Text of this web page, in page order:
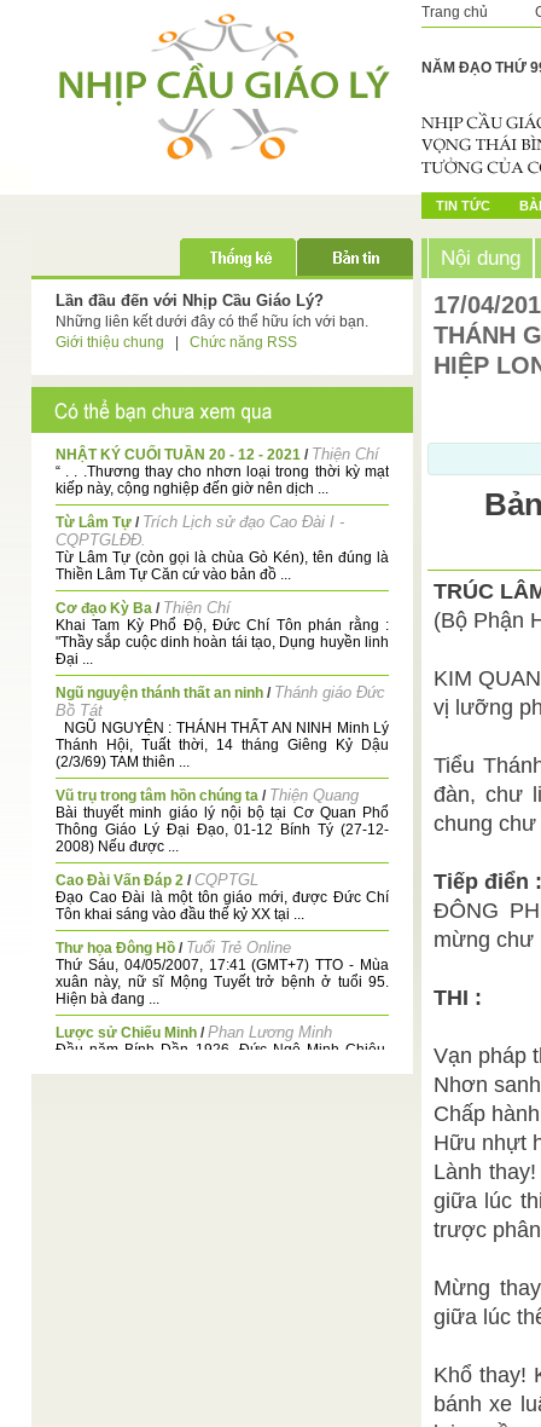
Trang chủ
NĂM ĐẠO THỨ
TIN TỨC
Lần đầu đến với Nhịp Cầu Giáo Lý?
Những liên kết dưới đây có thể hữu ích với bạn.
Giới thiệu chung
Chức năng RSS
NHẬT KÝ CUỐI TUẦN 20 - 12 - 2021 / Thiện Chí
“ . . .Thương thay cho nhơn loại trong thời kỳ mạt
kiếp này, cộng nghiệp đến giờ nên dịch ...
Từ Lâm Tự / Trích Lịch sử đạo Cao Đài I -
CQPTGLĐĐ.
Từ Lâm Tự (còn gọi là chùa Gò Kén), tên đúng là
Thiền Lâm Tự Căn cứ vào bản đồ ...
Cơ đạo Kỳ Ba / Thiện Chí
Khai Tam Kỳ Phổ Độ, Đức Chí Tôn phán rằng :
"Thầy sắp cuộc dinh hoàn tái tạo, Dụng huyền linh
Đại ...
Ngũ nguyện thánh thất an ninh / Thánh giáo Đức
Bồ Tát
NGŨ NGUYỆN : THÁNH THẤT AN NINH Minh Lý
Thánh Hội, Tuất thời, 14 tháng Giêng Kỷ Dậu
(2/3/69) TAM thiên ...
Vũ trụ trong tâm hồn chúng ta / Thiện Quang
Bài thuyết minh giáo lý nội bộ tại Cơ Quan Phổ
Thông Giáo Lý Đại Đạo, 01-12 Bính Tý (27-12-
2008) Nếu được ...
Cao Đài Vấn Đáp 2 /CQPTGL
Đạo Cao Đài là một tôn giáo mới, được Đức Chí
Tôn khai sáng vào đầu thế kỷ XX tại ...
Thư họa Đông Hồ / Tuổi Trẻ Online
Thứ Sáu, 04/05/2007, 17:41 (GMT+7) TTO - Mùa
xuân này, nữ sĩ Mộng Tuyết trở bệnh ở tuổi 95.
Hiện bà đang ...
Lược sử Chiếu Minh /Phan Lương Minh
Đầu năm Bính Dần 1926, Đức Ngô Minh Chiêu
Nội dung
17/04/
THÁNH
HIỆP
TRÚC
(Bộ Phận
KIM
vị lưỡng
Tiểu
đàn, chư
chung chư
Tiếp điển :
ĐÔNG
mừng chư
THI :
Vạn pháp
Nhơn
Chấp
Hữu nhựt
Lành
giữa lúc
trược
Mừng
giữa lúc
Khổ thay!
bánh xe